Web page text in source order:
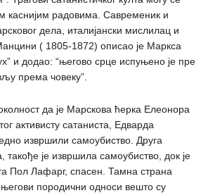
каснијим радовима. Савременик и
дела, италијански мислилац и
( 1805-1872) описао је Маркса
и додао: “његово срце испуњено је пре
према човеку”.
да је Марскова ћерка Елеонора
активисту сатаниста, Едварда
извршили самоубиство. Друга
такође је извршила самоубиство, док је
Пол Лафарг, спасен. Тамна страна
породични односи вешто су